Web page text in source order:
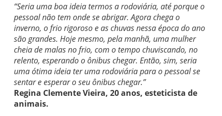
“Seria uma boa ideia termos a rodoviária, até porque o
pessoal não tem onde se abrigar. Agora chega o
inverno, o frio rigoroso e as chuvas nessa época do ano
são grandes. Hoje mesmo, pela manhã, uma mulher
cheia de malas no frio, com o tempo chuviscando, no
relento, esperando o ônibus chegar. Então, sim, seria
uma ótima ideia ter uma rodoviária para o pessoal se
sentar e esperar o seu ônibus chegar.”
Regina Clemente Vieira, 20 anos, esteticista de
animais.